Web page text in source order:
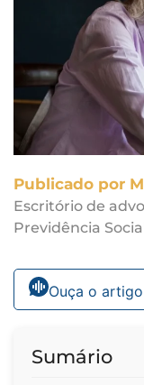
Publicado por
Escritório de
Previdência
Ouça o artigo
Sumário